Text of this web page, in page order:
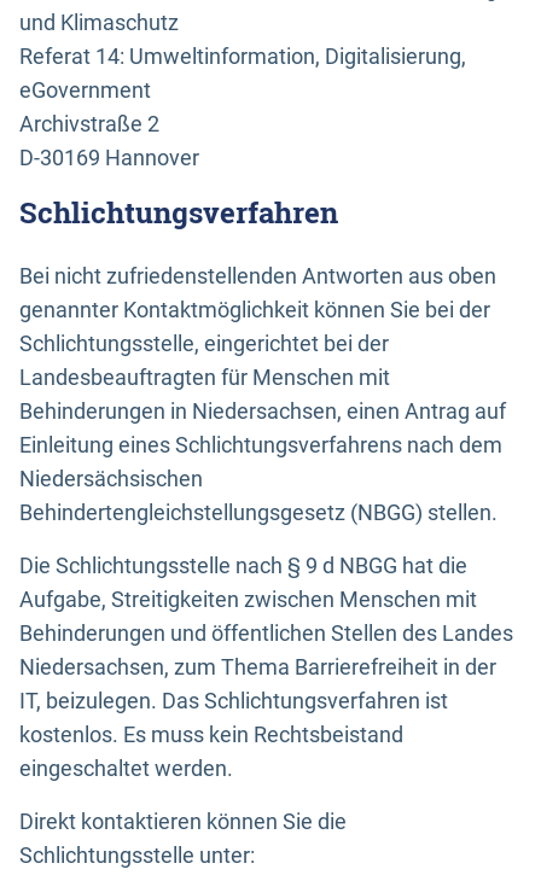
und Klimaschutz
Referat 14: Umweltinformation, Digitalisierung,
eGovernment
Archivstraße 2
D-30169 Hannover
Schlichtungsverfahren
Bei nicht zufriedenstellenden Antworten aus oben
genannter Kontaktmöglichkeit können Sie bei der
Schlichtungsstelle, eingerichtet bei der
Landesbeauftragten für Menschen mit
Behinderungen in Niedersachsen, einen Antrag auf
Einleitung eines Schlichtungsverfahrens nach dem
Niedersächsischen
Behindertengleichstellungsgesetz (NBGG) stellen.
Die Schlichtungsstelle nach § 9 d NBGG hat die
Aufgabe, Streitigkeiten zwischen Menschen mit
Behinderungen und öffentlichen Stellen des Landes
Niedersachsen, zum Thema Barrierefreiheit in der
IT, beizulegen. Das Schlichtungsverfahren ist
kostenlos. Es muss kein Rechtsbeistand
eingeschaltet werden.
Direkt kontaktieren können Sie die
Schlichtungsstelle unter: